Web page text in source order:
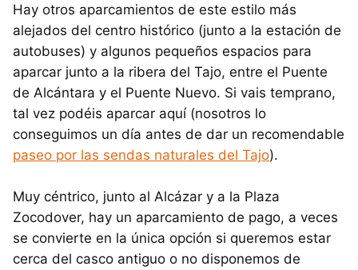
Hay otros aparcamientos de este estilo más
alejados del centro histórico (junto a la estación de
autobuses) y algunos pequeños espacios para
aparcar junto a la ribera del Tajo, entre el Puente
de Alcántara y el Puente Nuevo. Si vais temprano,
tal vez podéis aparcar aquí (nosotros lo
conseguimos un día antes de dar un recomendable
paseo por las sendas naturales del Tajo).
Muy céntrico, junto al Alcázar y a la Plaza
Zocodover, hay un aparcamiento de pago, a veces
se convierte en la única opción si queremos estar
cerca del casco antiguo o no disponemos de